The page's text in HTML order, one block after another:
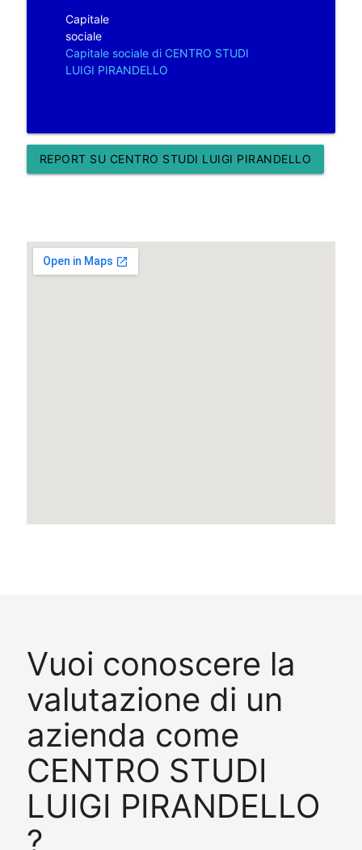
Capitale
sociale
Capitale sociale di CENTRO STUDI
LUIGI PIRANDELLO
REPORT SU CENTRO STUDI LUIGI PIRANDELLO
Vuoi conoscere la
valutazione di un
azienda come
CENTRO STUDI
LUIGI PIRANDELLO
?